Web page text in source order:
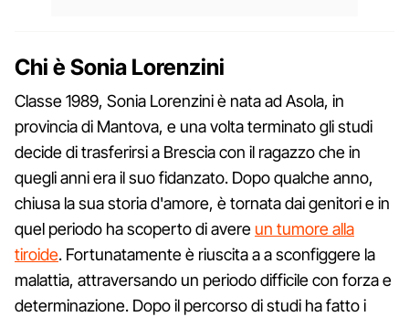
Chi è Sonia Lorenzini
Classe 1989, Sonia Lorenzini è nata ad Asola, in
provincia di Mantova, e una volta terminato gli studi
decide di trasferirsi a Brescia con il ragazzo che in
quegli anni era il suo fidanzato. Dopo qualche anno,
chiusa la sua storia d'amore, è tornata dai genitori e in
quel periodo ha scoperto di avere un tumore alla
tiroide. Fortunatamente è riuscita a a sconfiggere la
malattia, attraversando un periodo difficile con forza e
determinazione. Dopo il percorso di studi ha fatto i